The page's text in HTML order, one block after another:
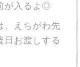
が入るよ◎
、えちがわ先
日お渡しする